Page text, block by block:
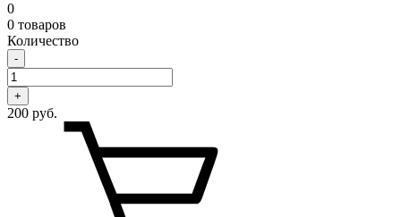
0
0 товаров
Количество
-
+
200 руб.